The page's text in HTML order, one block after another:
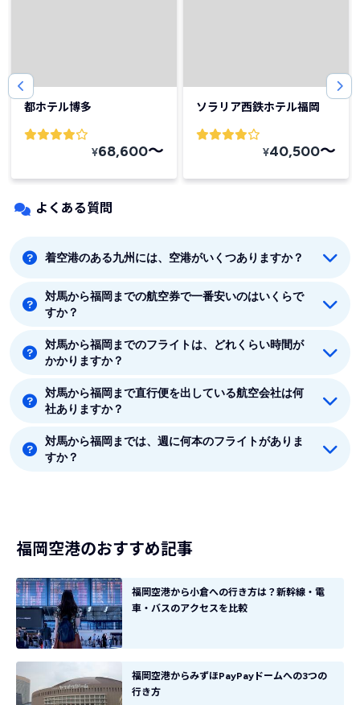
都ホテル博多
¥68,600〜
ソラリア西鉄ホテル福岡
¥40,500〜
よくある質問
着空港のある九州には、空港がいくつありますか？
着空港のある九州には20つの空港があります。福岡、
北九州、佐賀、長崎、壱岐、福江、対馬、熊本、大分、
宮崎、鹿児島、奄美、沖永良部、喜界島、種子島、徳之
島、屋久島、与論島、天草、屋久島です。
対馬から福岡までの航空券で一番安いのはいくらで
すか？
対馬から福岡までの最安値はANA(全日空)の9350円で
す。
対馬から福岡までのフライトは、どれくらい時間が
かかりますか？
対馬から福岡まで平均フライト時間は約30分です。
対馬から福岡まで直行便を出している航空会社は何
社ありますか？
対馬から福岡まで直行便を出している航空会社は2社あ
ります。
対馬から福岡までは、週に何本のフライトがありま
すか？
福岡空港のおすすめ記事
福岡空港から小倉への行き方は？新幹線・電
車・バスのアクセスを比較
福岡空港からみずほPayPayドームへの3つの
行き方